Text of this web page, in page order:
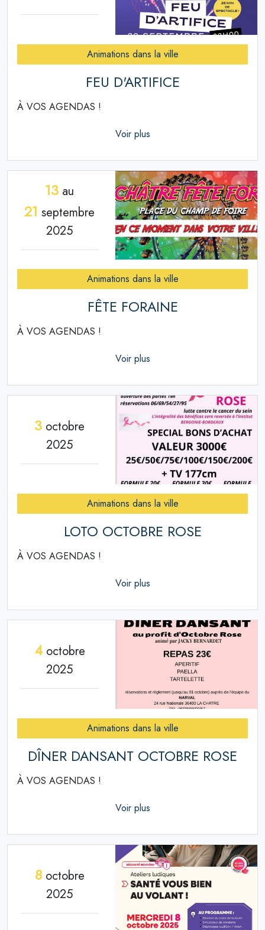
Animations dans la ville
FEU D'ARTIFICE
À VOS AGENDAS !
Voir plus
13 au
21 septembre
2025
Animations dans la ville
FÊTE FORAINE
À VOS AGENDAS !
Voir plus
3 octobre
2025
Animations dans la ville
LOTO OCTOBRE ROSE
À VOS AGENDAS !
Voir plus
4octobre
2025
Animations dans la ville
DÎNER DANSANT OCTOBRE ROSE
À VOS AGENDAS !
Voir plus
8octobre
2025